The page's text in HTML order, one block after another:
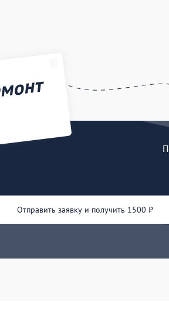
Отправить заявку и получить 1500 ₽